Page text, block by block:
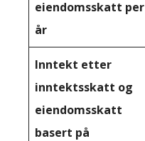
eiendomsskatt per
år
Inntekt etter
inntektsskatt og
eiendomsskatt
basert på